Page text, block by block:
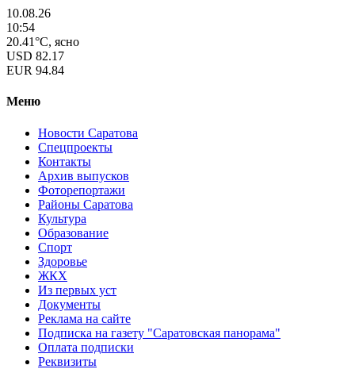
10.08.26
10:54
20.41°C, ясно
USD 82.17
EUR 94.84
Меню
Новости Саратова
Спецпроекты
Контакты
Архив выпусков
Фоторепортажи
Районы Саратова
Культура
Образование
Спорт
Здоровье
ЖКХ
Из пеpвых уст
Документы
Реклама на сайте
Подписка на газету "Саратовская панорама"
Оплата подписки
Реквизиты